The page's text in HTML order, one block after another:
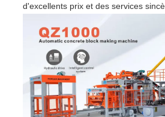
d'excellents prix et des services